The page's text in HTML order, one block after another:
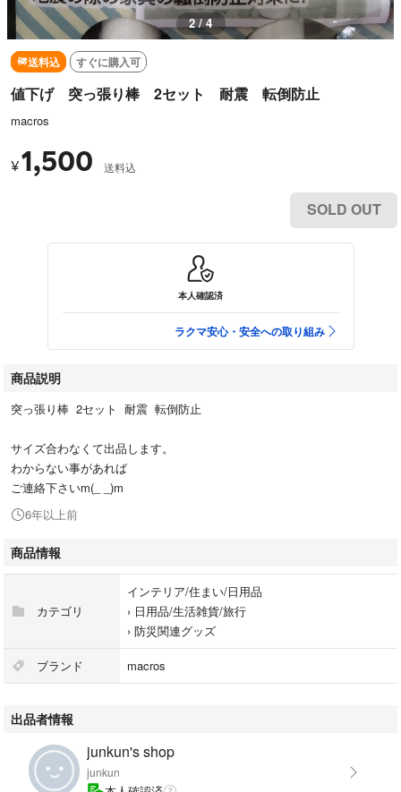
2 / 4
送料込 すぐに購入可
値下げ 突っ張り棒 2セット 耐震 転倒防止
macros
¥1,500 送料込
SOLD OUT
本人確認済
ラクマ安心・安全への取り組み
商品説明
突っ張り棒 2セット 耐震 転倒防止
サイズ合わなくて出品します。
わからない事があれば
ご連絡下さいm(_ _)m
6年以上前
商品情報
カテゴリ
インテリア/住まい/日用品
› 日用品/生活雑貨/旅行
› 防災関連グッズ
ブランド macros
出品者情報
junkun's shop
junkun